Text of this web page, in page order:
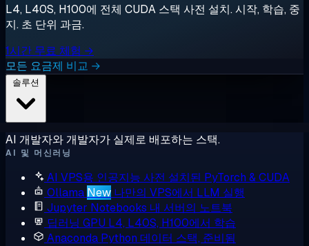
L4, L40S, H100에 전체 CUDA 스택 사전 설치. 시작, 학습, 중
지. 초 단위 과금.
1시간 무료 체험 →
모든 요금제 비교 →
AI 개발자와 개발자가 실제로 배포하는 스택.
AI 및 머신러닝
AI VPS용 인공지능 사전 설치된 PyTorch & CUDA
Ollama New 나만의 VPS에서 LLM 실행
Jupyter Notebooks 내 서버의 노트북
딥러닝 GPU L4, L40S, H100에서 학습
Anaconda Python 데이터 스택, 준비됨